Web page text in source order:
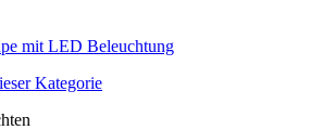
Kategorie